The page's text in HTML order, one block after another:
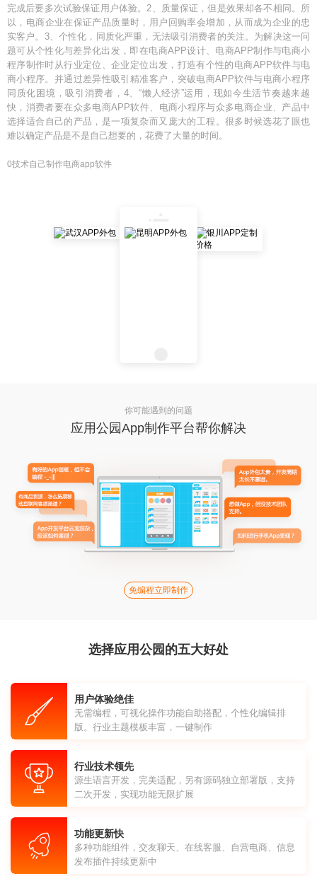
完成后要多次试验保证用户体验。2、质量保证，但是效果却各不相同。所
以，电商企业在保证产品质量时，用户回购率会增加，从而成为企业的忠
实客户。3、个性化，同质化严重，无法吸引消费者的关注。为解决这一问
题可从个性化与差异化出发，即在电商APP设计、电商APP制作与电商小
程序制作时从行业定位、企业定位出发，打造有个性的电商APP软件与电
商小程序。并通过差异性吸引精准客户，突破电商APP软件与电商小程序
同质化困境，吸引消费者，4、“懒人经济”运用，现如今生活节奏越来越
快，消费者要在众多电商APP软件、电商小程序与众多电商企业、产品中
选择适合自己的产品，是一项复杂而又庞大的工程。很多时候选花了眼也
难以确定产品是不是自己想要的，花费了大量的时间。
0技术自己制作电商app软件
你可能遇到的问题
应用公园App制作平台帮你解决
免编程立即制作
选择应用公园的五大好处
用户体验绝佳
无需编程，可视化操作功能自助搭配，个性化编辑排
版。行业主题模板丰富，一键制作
行业技术领先
源生语言开发，完美适配，另有源码独立部署版，支持
二次开发，实现功能无限扩展
功能更新快
多种功能组件，交友聊天、在线客服、自营电商、信息
发布插件持续更新中